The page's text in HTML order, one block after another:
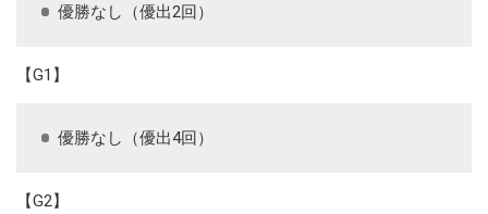
優勝なし（優出2回）
【G1】
優勝なし（優出4回）
【G2】